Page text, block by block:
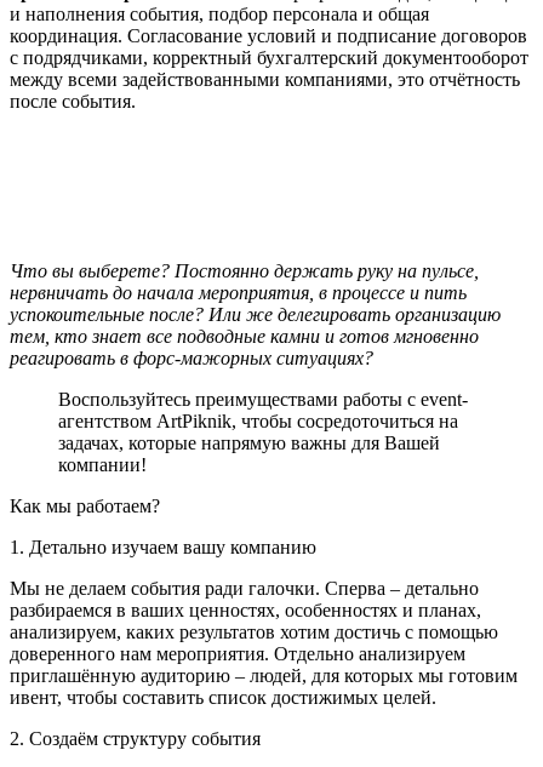
и наполнения события, подбор персонала и общая
координация. Согласование условий и подписание договоров
с подрядчиками, корректный бухгалтерский документооборот
между всеми задействованными компаниями, это отчётность
после события.
Что вы выберете? Постоянно держать руку на пульсе,
нервничать до начала мероприятия, в процессе и пить
успокоительные после? Или же делегировать организацию
тем, кто знает все подводные камни и готов мгновенно
реагировать в форс-мажорных ситуациях?
Воспользуйтесь преимуществами работы с event-
агентством ArtPiknik, чтобы сосредоточиться на
задачах, которые напрямую важны для Вашей
компании!
Как мы работаем?
1. Детально изучаем вашу компанию
Мы не делаем события ради галочки. Сперва – детально
разбираемся в ваших ценностях, особенностях и планах,
анализируем, каких результатов хотим достичь с помощью
доверенного нам мероприятия. Отдельно анализируем
приглашённую аудиторию – людей, для которых мы готовим
ивент, чтобы составить список достижимых целей.
2. Создаём структуру события